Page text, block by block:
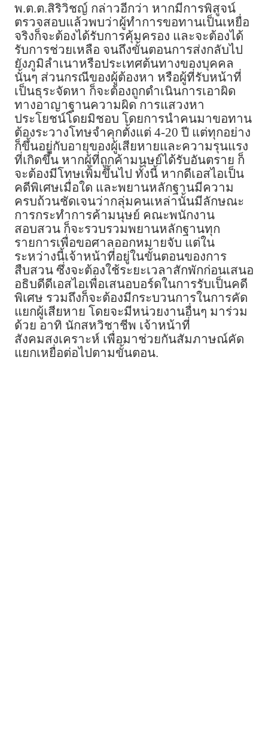
พ.ต.ต.สิริวิชญ์ กล่าวอีกว่า หากมีการพิสูจน์
ตรวจสอบแล้วพบว่าผู้ทำการขอทานเป็นเหยื่อ
จริงก็จะต้องได้รับการคุ้มครอง และจะต้องได้
รับการช่วยเหลือ จนถึงขั้นตอนการส่งกลับไป
ยังภูมิลำเนาหรือประเทศต้นทางของบุคคล
นั้นๆ ส่วนกรณีของผู้ต้องหา หรือผู้ที่รับหน้าที่
เป็นธุระจัดหา ก็จะต้องถูกดำเนินการเอาผิด
ทางอาญาฐานความผิด การแสวงหา
ประโยชน์โดยมิชอบ โดยการนำคนมาขอทาน
ต้องระวางโทษจำคุกตั้งแต่ 4-20 ปี แต่ทุกอย่าง
ก็ขึ้นอยู่กับอายุของผู้เสียหายและความรุนแรง
ที่เกิดขึ้น หากผู้ที่ถูกค้ามนุษย์ได้รับอันตราย ก็
จะต้องมีโทษเพิ่มขึ้นไป ทั้งนี้ หากดีเอสไอเป็น
คดีพิเศษเมื่อใด และพยานหลักฐานมีความ
ครบถ้วนชัดเจนว่ากลุ่มคนเหล่านั้นมีลักษณะ
การกระทำการค้ามนุษย์ คณะพนักงาน
สอบสวน ก็จะรวบรวมพยานหลักฐานทุก
รายการเพื่อขอศาลออกหมายจับ แต่ใน
ระหว่างนี้เจ้าหน้าที่อยู่ในขั้นตอนของการ
สืบสวน ซึ่งจะต้องใช้ระยะเวลาสักพักก่อนเสนอ
อธิบดีดีเอสไอเพื่อเสนอบอร์ดในการรับเป็นคดี
พิเศษ รวมถึงก็จะต้องมีกระบวนการในการคัด
แยกผู้เสียหาย โดยจะมีหน่วยงานอื่นๆ มาร่วม
ด้วย อาทิ นักสหวิชาชีพ เจ้าหน้าที่
สังคมสงเคราะห์ เพื่อมาช่วยกันสัมภาษณ์คัด
แยกเหยื่อต่อไปตามขั้นตอน.